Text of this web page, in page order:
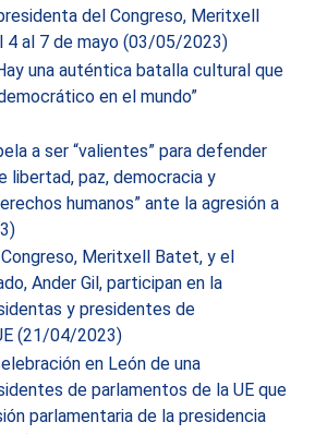
del Congreso, Meritxell
4 al 7 de mayo (03/05/2023)
una auténtica batalla cultural que
en el mundo”
a ser “valientes” para defender
libertad, paz, democracia y
humanos” ante la agresión a
Meritxell Batet, y el
Ander Gil, participan en la
y presidentes de
(21/04/2023)
en León de una
de parlamentos de la UE que
parlamentaria de la presidencia